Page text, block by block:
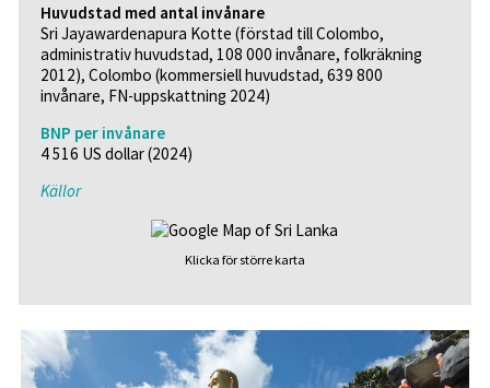
Huvudstad med antal invånare
Sri Jayawardenapura Kotte (förstad till Colombo,
administrativ huvudstad, 108 000 invånare, folkräkning
2012), Colombo (kommersiell huvudstad, 639 800
invånare, FN-uppskattning 2024)
BNP per invånare
4 516 US dollar (2024)
Källor
Klicka för större karta